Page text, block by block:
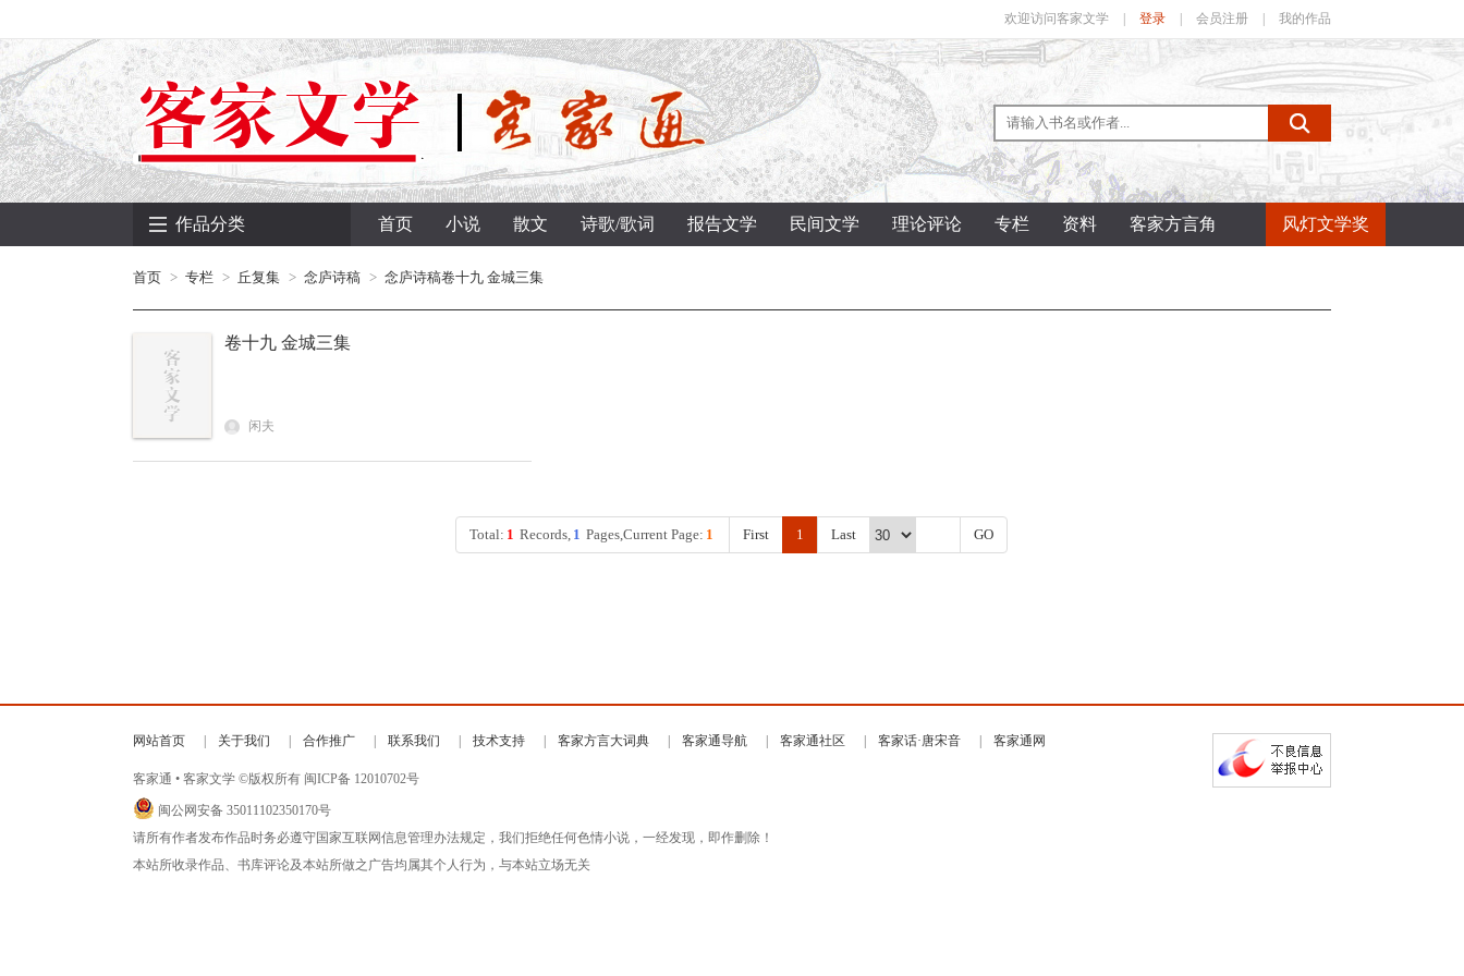
欢迎访问客家文学 登录 会员注册 我的作品
作品分类 首页 小说 散文 诗歌/歌词 报告文学 民间文学 理论评论 专栏 资料 客家方言角 风灯文学奖
首页 专栏 丘复集 念庐诗稿 念庐诗稿卷十九 金城三集
卷十九 金城三集
闲夫
Total: 1 Records, 1 Pages,Current Page: 1 First 1 Last GO
网站首页 关于我们 合作推广 联系我们 技术支持 客家方言大词典 客家通导航 客家通社区 客家话·唐宋音 客家通网
客家通 • 客家文学 ©版权所有 闽ICP备 12010702号
闽公网安备 35011102350170号
请所有作者发布作品时务必遵守国家互联网信息管理办法规定，我们拒绝任何色情小说，一经发现，即作删除！
本站所收录作品、书库评论及本站所做之广告均属其个人行为，与本站立场无关